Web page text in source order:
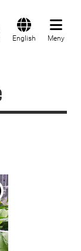
English Meny